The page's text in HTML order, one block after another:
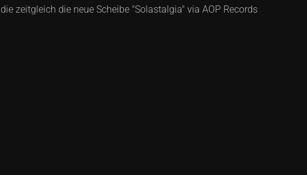
die zeitgleich die neue Scheibe "Solastalgia" via AOP Records